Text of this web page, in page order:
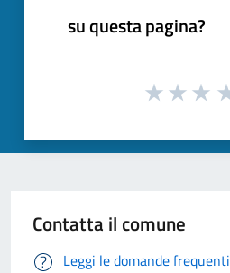
su questa pagina?
Contatta il comune
Leggi le domande frequenti